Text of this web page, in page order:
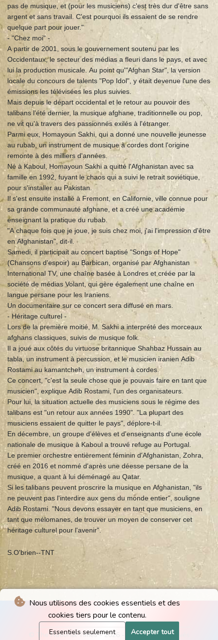
Nous utilisons des cookies essentiels et des
cookies tiers pour le contenu.
Essentiels seulement Accepter tout
pas de musique, et (pour les musiciens) c'est très dur d'être sans
argent et sans travail. C'est pourquoi ils essaient de se rendre
quelque part pour jouer."
- "Chez moi" -
A partir de 2001, sous le gouvernement soutenu par les
Occidentaux, le secteur des médias a fleuri dans le pays, et avec
lui la production musicale. Au point qu'"Afghan Star", la version
locale du concours de talents "Pop Idol", y était devenue l'une des
émissions les télévisées les plus suivies.
Mais depuis le départ occidental et le retour au pouvoir des
talibans l'été dernier, la musique afghane, traditionnelle ou pop,
ne vit qu'à travers des passionnés exilés à l'étranger.
Parmi eux, Homayoun Sakhi, qui a donné une nouvelle jeunesse
au rubab, un instrument de musique à cordes dont l'origine
remonte à des milliers d'années.
Né à Kaboul, Homayoun Sakhi a quitté l'Afghanistan avec sa
famille en 1992, fuyant le chaos qui a suivi le retrait soviétique,
pour s'installer au Pakistan.
Il s'est ensuite installé à Fremont, en Californie, ville connue pour
sa grande communauté afghane, et a créé une académie
enseignant la pratique du rubab.
"A chaque fois que je joue, je suis chez moi, j'ai l'impression d'être
en Afghanistan", dit-il.
Samedi, il participait au concert baptisé "Songs of Hope"
(Chansons d'espoir) au Barbican, organisé par Afghanistan
International TV, une chaîne basée à Londres et créée par la
société de médias Volant, qui gère également une chaîne en
langue persane pour les Iraniens.
Un documentaire sur ce concert sera diffusé en mars.
- Héritage culturel -
Lors de la première moitié, M. Sakhi a interprété des morceaux
afghans classiques, suivis de musique folk.
Il a joué aux côtés du virtuose britannique Shahbaz Hussain au
tabla, un instrument à percussion, et le musicien iranien Adib
Rostami au kamantcheh, un instrument à cordes.
Ce concert, "c'est la seule chose que je pouvais faire en tant que
musicien", explique Adib Rostami, l'un des organisateurs.
Pour lui, la situation actuelle des musiciens sous le régime des
talibans est "un retour aux années 1990". "La plupart des
musiciens essaient de quitter le pays", déplore-t-il.
En décembre, un groupe d'élèves et d'enseignants d'une école
nationale de musique à Kaboul a trouvé refuge au Portugal.
Le premier orchestre entièrement féminin d'Afghanistan, Zohra,
créé en 2016 et nommé d'après une déesse persane de la
musique, a quant à lui déménagé au Qatar.
Si les talibans peuvent proscrire la musique en Afghanistan, "ils
ne peuvent pas l'interdire aux gens du monde entier", souligne
Adib Rostami. "Nous devons essayer en tant que musiciens, en
tant que mélomanes, de trouver un moyen de conserver cet
héritage culturel pour l'avenir".
S.O'brien--TNT
© The National Times - 2026 - Tous droits réservés